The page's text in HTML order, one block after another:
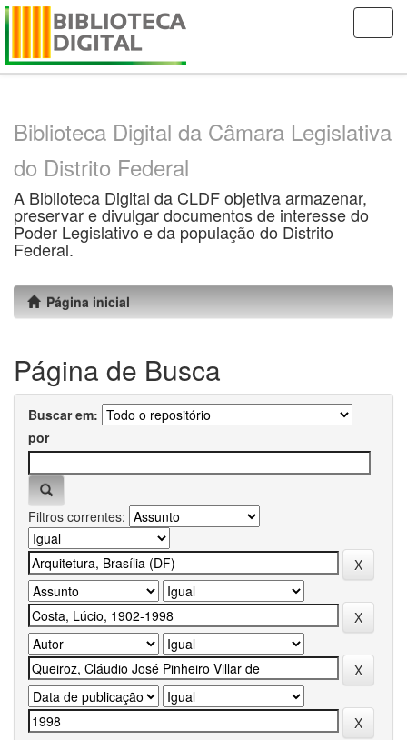
Skip
Biblioteca Digital da Câmara Legislativa
do Distrito Federal
A Biblioteca Digital da CLDF objetiva armazenar,
preservar e divulgar documentos de interesse do
Poder Legislativo e da população do Distrito
Federal.
Página inicial
Página de Busca
Buscar em:
por
Filtros correntes: